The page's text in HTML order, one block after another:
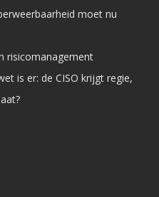
moet nu
risicomanagement
is er: de CISO krijgt regie,